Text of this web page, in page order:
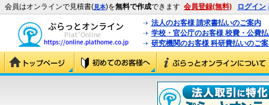
会員はオンラインで見積書(見本)を無料で作成できます 会員登録(無料) ログイン
法人のお客様 請求書払いのご案内
学校・官公庁のお客様 校費・公費
研究機関のお客様 科研費払いのご